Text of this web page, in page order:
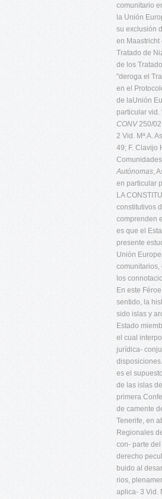
comunitario
la Unión
su exclusión
en Maastricht
Tratado de
de los
"deroga el
en el
de laUnión
particular vid.
CONV250/
2 Vid. Mª.A.
49; F. Clavijo
Autónomas,
en particular
LA
constitutivos
comprenden
es que el
presente
Unión
comunitarios,
los
En este
sentido, la
sido islas y
Estado
el cual
jurídica-
es el
de las islas
primera
de camente
Tenerife, en
Regionales
con- parte
derecho
buido al
rios,
aplica- 3 Vid.